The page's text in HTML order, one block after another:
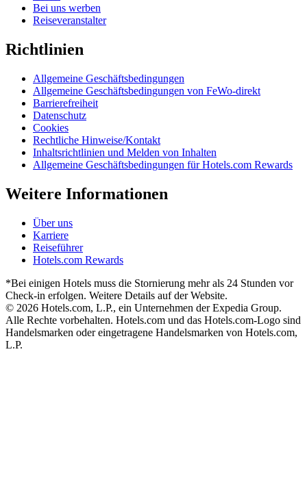
Bei uns werben
Reiseveranstalter
Richtlinien
Allgemeine Geschäftsbedingungen
Allgemeine Geschäftsbedingungen von FeWo-direkt
Barrierefreiheit
Datenschutz
Cookies
Rechtliche Hinweise/Kontakt
Inhaltsrichtlinien und Melden von Inhalten
Allgemeine Geschäftsbedingungen für Hotels.com Rewards
Weitere Informationen
Über uns
Karriere
Reiseführer
Hotels.com Rewards
*Bei einigen Hotels muss die Stornierung mehr als 24 Stunden vor
Check-in erfolgen. Weitere Details auf der Website.
© 2026 Hotels.com, L.P., ein Unternehmen der Expedia Group.
Alle Rechte vorbehalten. Hotels.com und das Hotels.com-Logo sind
Handelsmarken oder eingetragene Handelsmarken von Hotels.com,
L.P.